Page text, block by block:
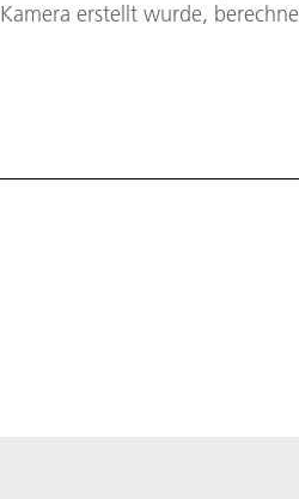
Kamera erstellt wurde,